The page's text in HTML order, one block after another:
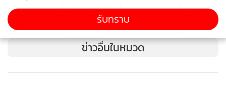
“นัส จุฑารัตน์” จ่าย 8.5 หมื่นค่าปากหมา! หลังศาล
ตัดสินคดีดูหมิ่น “นิ้ง โศภิดา”
ข่าวอื่นในหมวด
รับทราบ